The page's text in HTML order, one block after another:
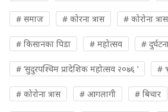
# समाज # कोरना त्रास # कोरोना त्रास
# किसानका पिडा # महोत्सव #
# ‘सुदुरपश्चिम प्रादेशिक महोत्सव २०७६ ’ #
# कोरोना त्रास # आगलागी # बिचार